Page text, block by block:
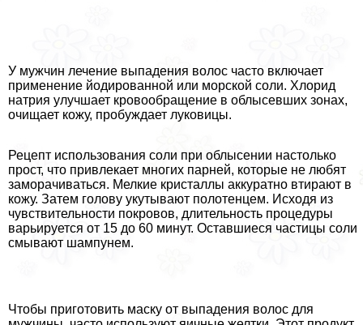
У мужчин лечение выпадения волос часто включает
применение йодированной или морской соли. Хлорид
натрия улучшает кровообращение в облысевших зонах,
очищает кожу, пробуждает луковицы.
Рецепт использования соли при облысении настолько
прост, что привлекает многих парней, которые не любят
заморачиваться. Мелкие кристаллы аккуратно втирают в
кожу. Затем голову укутывают полотенцем. Исходя из
чувствительности покровов, длительность процедуры
варьируется от 15 до 60 минут. Оставшиеся частицы соли
смывают шампунем.
Чтобы приготовить маску от выпадения волос для